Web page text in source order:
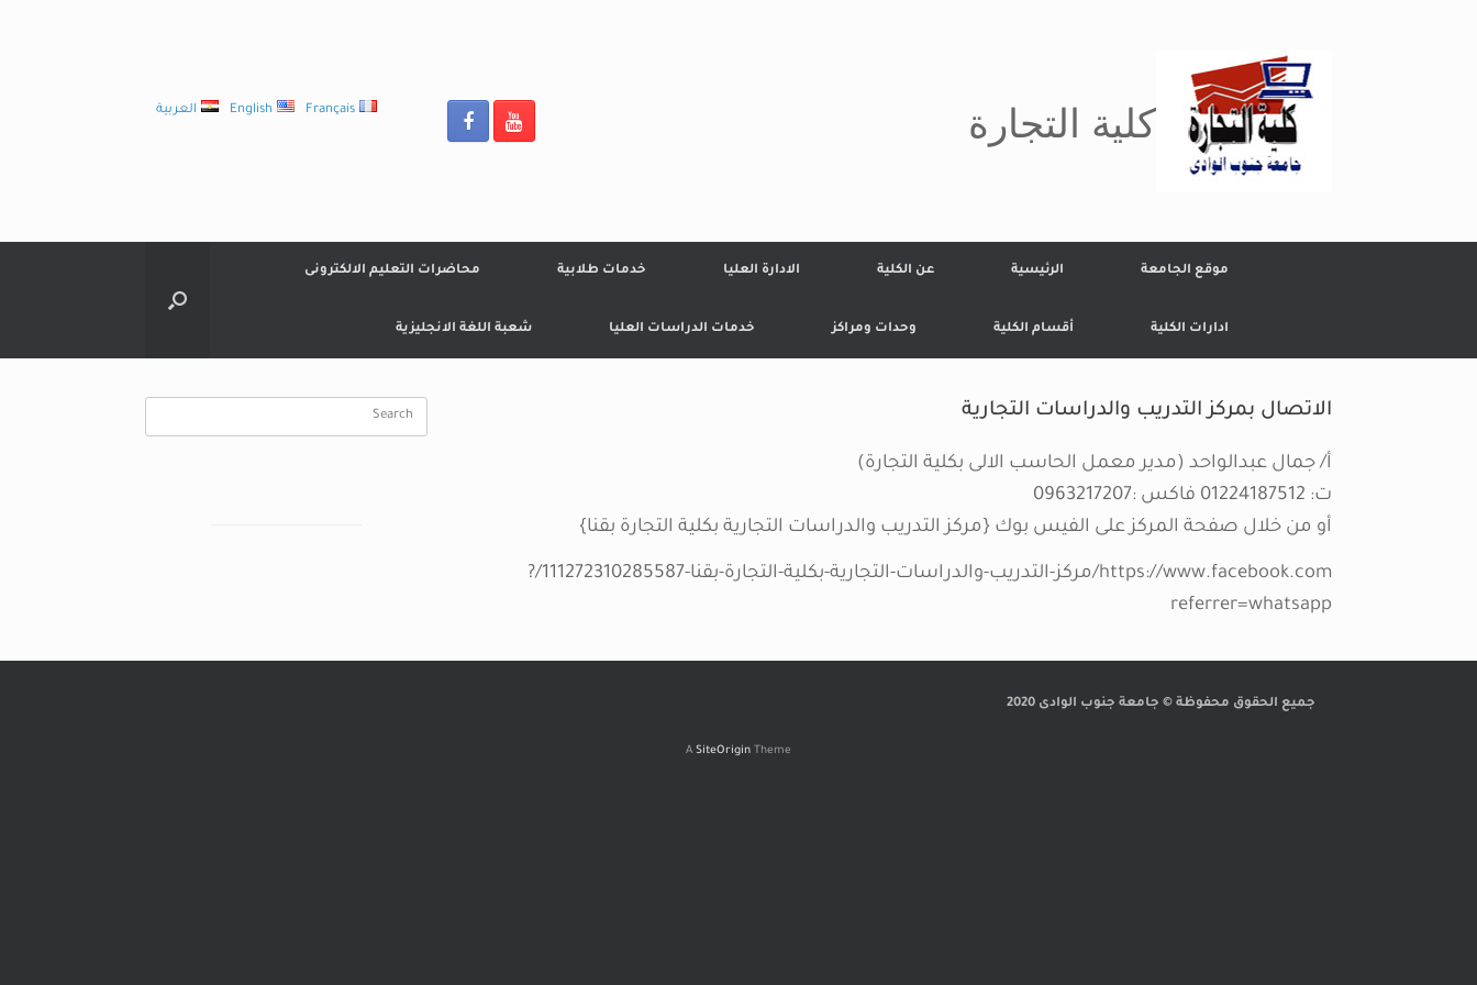
كلية التجارة العربية English Français
موقع الجامعة الرئيسية عن الكلية الادارة العليا خدمات طلابية محاضرات التعليم الالكترونى
ادارات الكلية أقسام الكلية وحدات ومراكز خدمات الدراسات العليا شعبة اللغة الانجليزية
الاتصال بمركز التدريب والدراسات التجارية
أ/ جمال عبدالواحد (مدير معمل الحاسب الالى بكلية التجارة)
ت: 01224187512 فاكس :0963217207
أو من خلال صفحة المركز على الفيس بوك {مركز التدريب والدراسات التجارية بكلية التجارة بقنا}
https://www.facebook.com/مركز-التدريب-والدراسات-التجارية-بكلية-التجارة-بقنا-111272310285587/?
referrer=whatsapp
Search
جميع الحقوق محفوظة © جامعة جنوب الوادى 2020
A SiteOrigin Theme